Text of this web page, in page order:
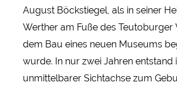
August Böckstiegel, als in seiner
Werther am Fuße des Teutoburger
dem Bau eines neuen Museums
wurde. In nur zwei Jahren entstand
unmittelbarer Sichtachse zum